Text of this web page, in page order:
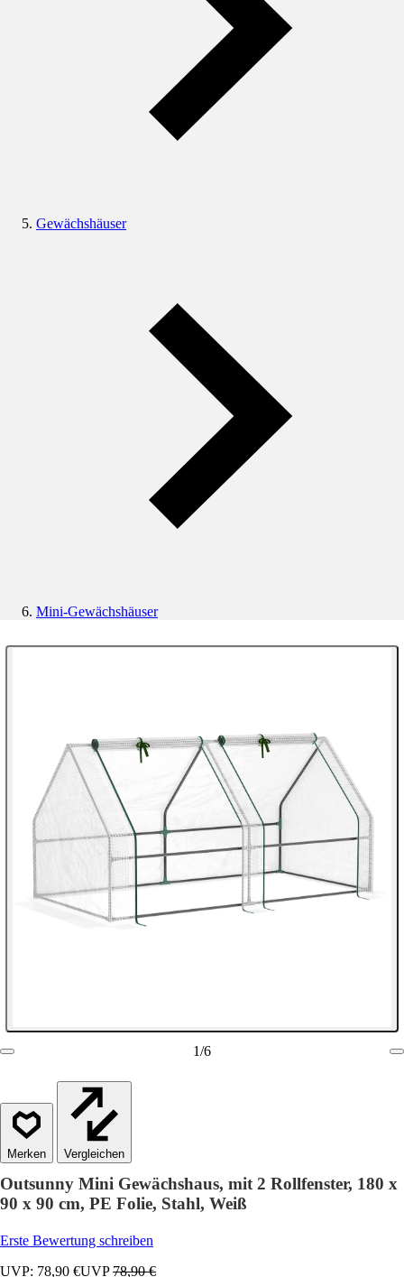
Gewächshäuser
Mini-Gewächshäuser
1/6
Vergleichen
Outsunny Mini Gewächshaus, mit 2 Rollfenster, 180 x
90 x 90 cm, PE Folie, Stahl, Weiß
Erste Bewertung schreiben
UVP: 78,90 €UVP78,90 €